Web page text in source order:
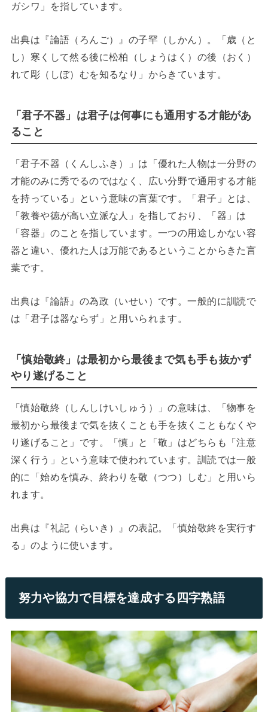
ガシワ」を指しています。
出典は『論語（ろんご）』の子罕（しかん）。「歳（と
し）寒くして然る後に松柏（しょうはく）の後（おく）
れて彫（しぼ）むを知るなり」からきています。
「君子不器」は君子は何事にも通用する才能があ
ること
「君子不器（くんしふき）」は「優れた人物は一分野の
才能のみに秀でるのではなく、広い分野で通用する才能
を持っている」という意味の言葉です。「君子」とは、
「教養や徳が高い立派な人」を指しており、「器」は
「容器」のことを指しています。一つの用途しかない容
器と違い、優れた人は万能であるということからきた言
葉です。
出典は『論語』の為政（いせい）です。一般的に訓読で
は「君子は器ならず」と用いられます。
「慎始敬終」は最初から最後まで気も手も抜かず
やり遂げること
「慎始敬終（しんしけいしゅう）」の意味は、「物事を
最初から最後まで気を抜くことも手を抜くこともなくや
り遂げること」です。「慎」と「敬」はどちらも「注意
深く行う」という意味で使われています。訓読では一般
的に「始めを慎み、終わりを敬（つつ）しむ」と用いら
れます。
出典は『礼記（らいき）』の表記。「慎始敬終を実行す
る」のように使います。
努力や協力で目標を達成する四字熟語